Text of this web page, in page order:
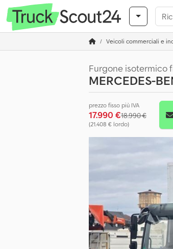
Veicoli commerciali e
Furgone isotermico
MERCEDES-
prezzo fisso più IVA
17.990 €18.990 €
(21.408 € lordo)